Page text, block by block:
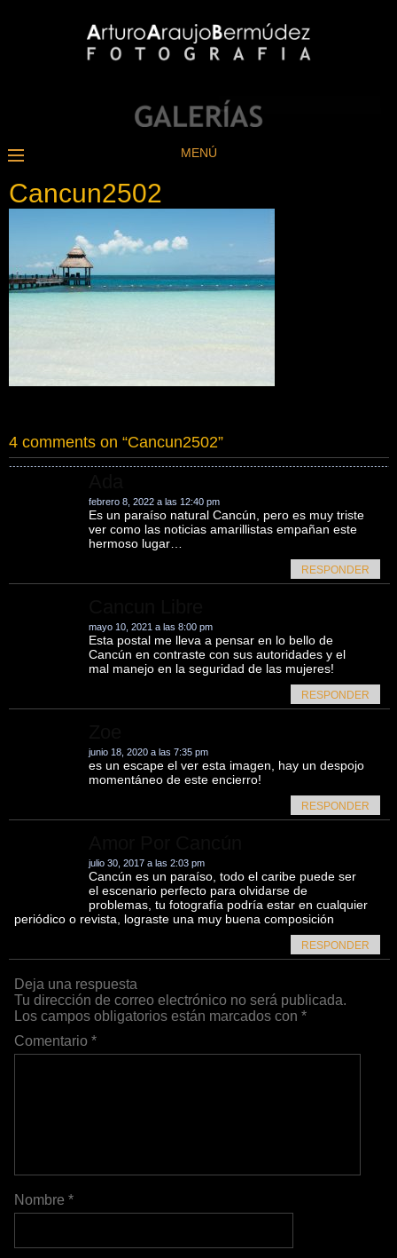
MENÚ
Cancun2502
4 comments on “Cancun2502”
febrero 8, 2022 a las 12:40 pm
Es un paraíso natural Cancún, pero es muy triste
ver como las noticias amarillistas empañan este
hermoso lugar…
RESPONDER
mayo 10, 2021 a las 8:00 pm
Esta postal me lleva a pensar en lo bello de
Cancún en contraste con sus autoridades y el
mal manejo en la seguridad de las mujeres!
RESPONDER
junio 18, 2020 a las 7:35 pm
es un escape el ver esta imagen, hay un despojo
momentáneo de este encierro!
RESPONDER
julio 30, 2017 a las 2:03 pm
Cancún es un paraíso, todo el caribe puede ser
el escenario perfecto para olvidarse de
problemas, tu fotografía podría estar en cualquier
periódico o revista, lograste una muy buena composición
RESPONDER
Deja una respuesta
Tu dirección de correo electrónico no será publicada.
Los campos obligatorios están marcados con *
Comentario *
Nombre *